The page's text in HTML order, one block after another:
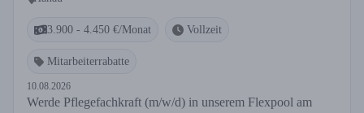
3.900 - 4.450 €/Monat Vollzeit
Mitarbeiterrabatte
10.08.2026
Werde Pflegefachkraft (m/w/d) in unserem Flexpool am